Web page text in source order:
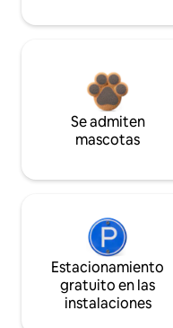
Se admiten
mascotas
Estacionamiento
gratuito en las
instalaciones